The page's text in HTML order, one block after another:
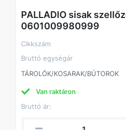
PALLADIO sisak
0601009980999
Cikkszám
Bruttó egységár
TÁROLÓK/KOSARAK/BÚTOROK
Van raktáron
Bruttó ár: